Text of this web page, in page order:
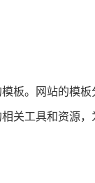
板。网站的模
关工具和资源